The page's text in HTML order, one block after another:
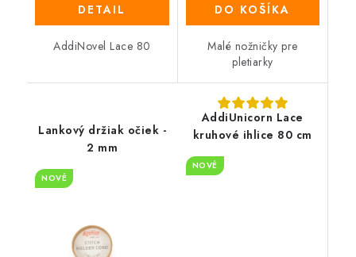
DETAIL
AddiNovel Lace 80
DO KOŠÍKA
Malé nožničky pre
pletiarky
Lankový držiak očiek -
2 mm
NOVÉ
AddiUnicorn Lace
kruhové ihlice 80 cm
NOVÉ